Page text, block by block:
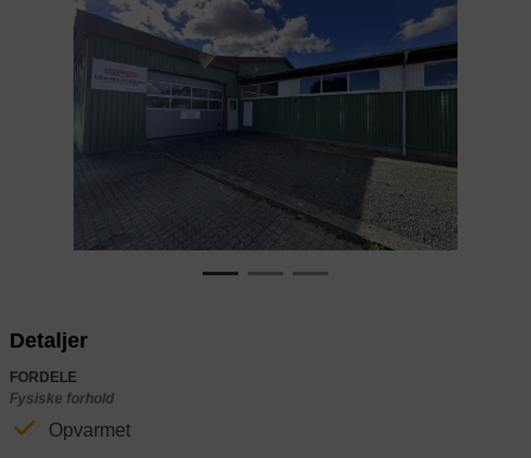
Detaljer
FORDELE
Fysiske forhold
Opvarmet